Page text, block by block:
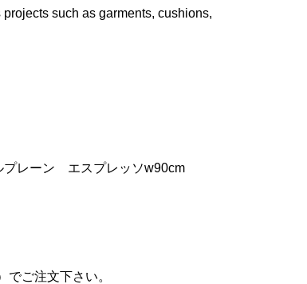
such as garments, cushions,
プレーン エスプレッソw90cm
ご注文下さい。